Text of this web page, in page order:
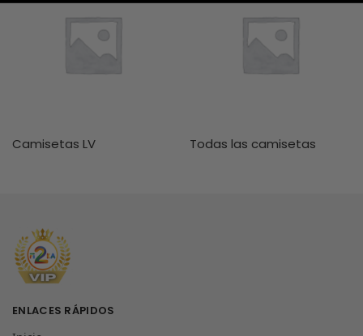
Camisetas LV Todas las camisetas
ENLACES RÁPIDOS